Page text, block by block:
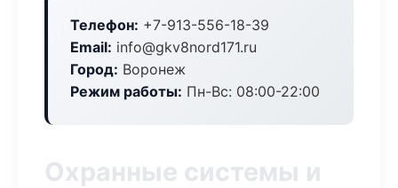
Телефон: +7-913-556-18-39
Email: info@gkv8nord171.ru
Город: Воронеж
Режим работы: Пн-Вс: 08:00-22:00
Охранные системы и